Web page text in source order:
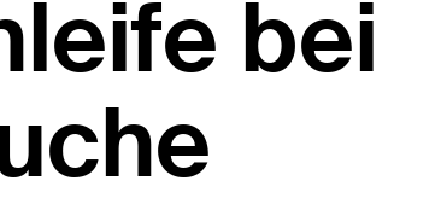
bei